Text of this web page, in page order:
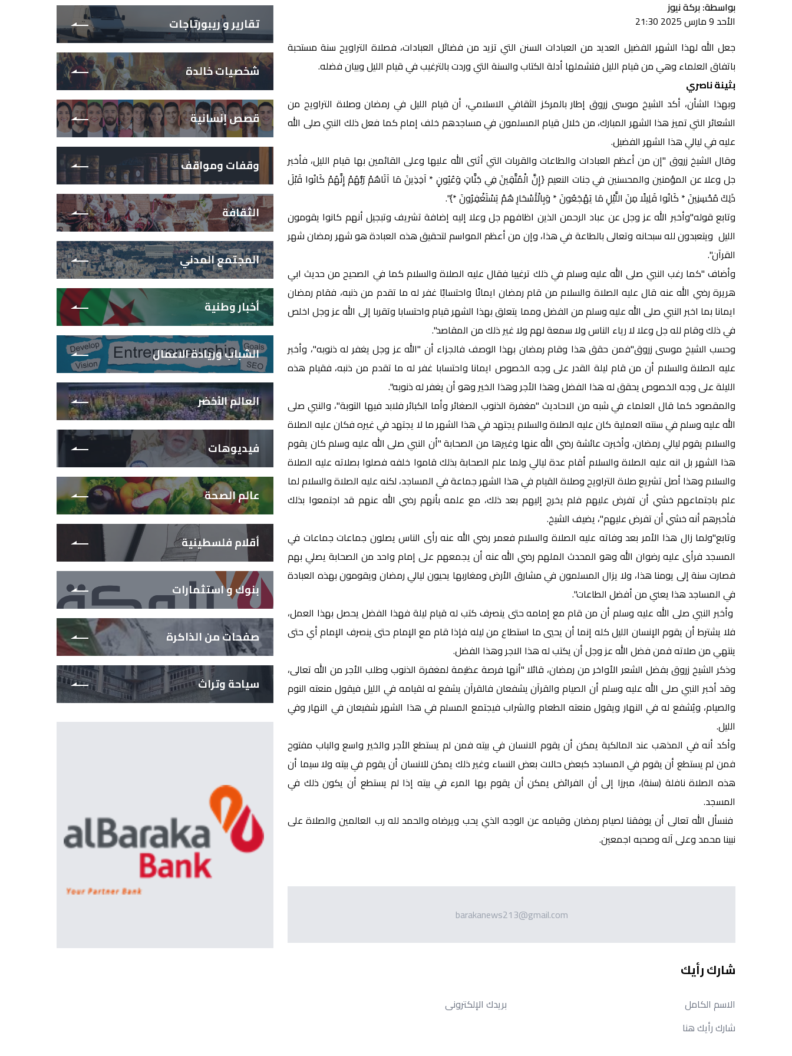
بواسطة: بركة نيوز
الأحد 9 مارس 2025 21:30
جعل الله لهذا الشهر الفضيل العديد من العبادات السنن التي تزيد من فضائل العبادات، فصلاة التراويح سنة مستحبة
باتفاق العلماء وهي من قيام الليل فتشملها أدلة الكتاب والسنة التي وردت بالترغيب في قيام الليل وبيان فضله.
بثينة ناصري
وبهذا الشأن، أكد الشيخ موسى زروق إطار بالمركز الثقافي الاسلامي، أن قيام الليل في رمضان وصلاة التراويح من
الشعائر التي تميز هذا الشهر المبارك، من خلال قيام المسلمون في مساجدهم خلف إمام كما فعل ذلك النبي صلى الله
عليه في ليالي هذا الشهر الفضيل.
وقال الشيخ زروق "إن من أعظم العبادات والطاعات والقربات التي أثنى الله عليها وعلى القائمين بها قيام الليل، فأخبر
جل وعلا عن المؤمنين والمحسنين في جنات النعيم {إِنَّ الْمُتَّقِينَ فِي جَنَّاتٍ وَعُيُونٍ * آخِذِينَ مَا آتَاهُمْ رَبُّهُمْ إِنَّهُمْ كَانُوا قَبْلَ
ذَلِكَ مُحْسِنِينَ * كَانُوا قَلِيلًا مِنَ اللَّيْلِ مَا يَهْجَعُونَ * وَبِالْأَسْحَارِ هُمْ يَسْتَغْفِرُونَ *}".
وتابع قوله"وأخبر الله عز وجل عن عباد الرحمن الذين اظافهم جل وعلا إليه إضافة تشريف وتبجيل أنهم كانوا يقومون
الليل ويتعبدون لله سبحانه وتعالى بالطاعة في هذا، وإن من أعظم المواسم لتحقيق هذه العبادة هو شهر رمضان شهر
القرآن".
وأضاف "كما رغب النبي صلى الله عليه وسلم في ذلك ترغيبا فقال عليه الصلاة والسلام كما في الصحيح من حديث ابي
هريرة رضي الله عنه قال عليه الصلاة والسلام من قام رمضان ايمانًا واحتسابًا غفر له ما تقدم من ذنبه، فقام رمضان
ايمانا بما اخبر النبي صلى الله عليه وسلم من الفضل ومما يتعلق بهذا الشهر قيام واحتسابا وتقربا إلى الله عز وجل اخلص
في ذلك وقام لله جل وعلا لا رياء الناس ولا سمعة لهم ولا غير ذلك من المقاصد".
وحسب الشيخ موسى زروق"فمن حقق هذا وقام رمضان بهذا الوصف فالجزاء أن "الله عز وجل يغفر له ذنوبه"، وأخبر
عليه الصلاة والسلام أن من قام ليلة القدر على وجه الخصوص ايمانا واحتسابا غفر له ما تقدم من ذنبه، فقيام هذه
الليلة على وجه الخصوص يحقق له هذا الفضل وهذا الأجر وهذا الخير وهو أن يغفر له ذنوبه".
والمقصود كما قال العلماء في شبه من الاحاديث "مغفرة الذنوب الصغائر وأما الكبائر فلابد فيها التوبة"، والنبي صلى
الله عليه وسلم في سنته العملية كان عليه الصلاة والسلام يجتهد في هذا الشهر ما لا يجتهد في غيره فكان عليه الصلاة
والسلام يقوم ليالي رمضان، وأخبرت عائشة رضي الله عنها وغيرها من الصحابة "أن النبي صلى الله عليه وسلم كان يقوم
هذا الشهر بل انه عليه الصلاة والسلام أقام عدة ليالي ولما علم الصحابة بذلك قاموا خلفه فصلوا بصلاته عليه الصلاة
والسلام وهذا أصل تشريع صلاة التراويح وصلاة القيام في هذا الشهر جماعة في المساجد، لكنه عليه الصلاة والسلام لما
علم باجتماعهم خشي أن تفرض عليهم فلم يخرج إليهم بعد ذلك، مع علمه بأنهم رضي الله عنهم قد اجتمعوا بذلك
فأخبرهم أنه خشي أن تفرض عليهم"، يضيف الشيخ.
وتابع"ولما زال هذا الأمر بعد وفاته عليه الصلاة والسلام فعمر رضي الله عنه رأى الناس يصلون جماعات جماعات في
المسجد فرأى عليه رضوان الله وهو المحدث الملهم رضي الله عنه أن يجمعهم على إمام واحد من الصحابة يصلي بهم
فصارت سنة إلى يومنا هذا، ولا يزال المسلمون في مشارق الأرض ومغاربها يحيون ليالي رمضان ويقومون بهذه العبادة
في المساجد هذا يعني من أفضل الطاعات".
وأخبر النبي صلى الله عليه وسلم أن من قام مع إمامه حتى ينصرف كتب له قيام ليلة فهذا الفضل يحصل بهذا العمل،
فلا يشترط أن يقوم الإنسان الليل كله إنما أن يحيي ما استطاع من ليله فإذا قام مع الإمام حتى ينصرف الإمام أي حتى
ينتهي من صلاته فمن فضل الله عز وجل أن يكتب له هذا الاجر وهذا الفضل.
وذكر الشيخ زروق بفضل الشعر الأواخر من رمضان، قائلا "أنها فرصة عظيمة لمغفرة الذنوب وطلب الأجر من الله تعالى،
وقد أخبر النبي صلى الله عليه وسلم أن الصيام والقرآن يشفعان فالقرآن يشفع له لقيامه في الليل فيقول منعته النوم
والصيام، ويُشفع له في النهار ويقول منعته الطعام والشراب فيجتمع المسلم في هذا الشهر شفيعان في النهار وفي
الليل.
وأكد أنه في المذهب عند المالكية يمكن أن يقوم الانسان في بيته فمن لم يستطع الأجر والخير واسع والباب مفتوح
فمن لم يستطع أن يقوم في المساجد كبعض حالات بعض النساء وغير ذلك يمكن للانسان أن يقوم في بيته ولا سيما أن
هذه الصلاة نافلة (سنة)، مبرزا إلى أن الفرائض يمكن أن يقوم بها المرء في بيته إذا لم يستطع أن يكون ذلك في
المسجد.
فنسأل الله تعالى أن يوفقنا لصيام رمضان وقيامه عن الوجه الذي يحب ويرضاه والحمد لله رب العالمين والصلاة على
نبينا محمد وعلى آله وصحبه اجمعين.
barakanews213@gmail.com
شارك رأيك
تقارير و ريبورتاجات
شخصيات خالدة
قصص إنسانية
وقفات ومواقف
الثقافة
المجتمع المدني
أخبار وطنية
الشباب وريادة الاعمال
العالم الأخضر
فيديوهات
عالم الصحة
أقلام فلسطينية
بنوك و استثمارات
صفحات من الذاكرة
سياحة وتراث